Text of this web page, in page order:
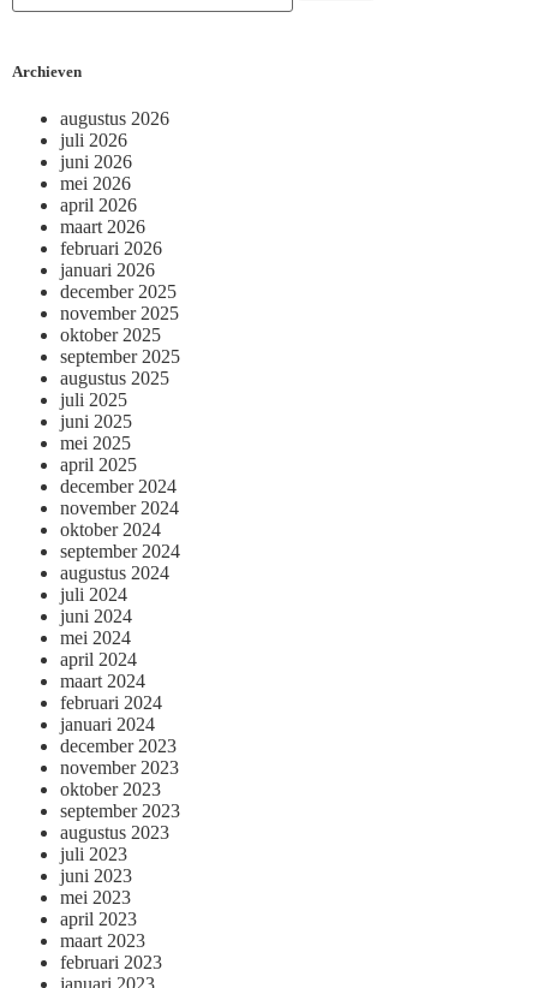
Archieven
augustus 2026
juli 2026
juni 2026
mei 2026
april 2026
maart 2026
februari 2026
januari 2026
december 2025
november 2025
oktober 2025
september 2025
augustus 2025
juli 2025
juni 2025
mei 2025
april 2025
december 2024
november 2024
oktober 2024
september 2024
augustus 2024
juli 2024
juni 2024
mei 2024
april 2024
maart 2024
februari 2024
januari 2024
december 2023
november 2023
oktober 2023
september 2023
augustus 2023
juli 2023
juni 2023
mei 2023
april 2023
maart 2023
februari 2023
januari 2023